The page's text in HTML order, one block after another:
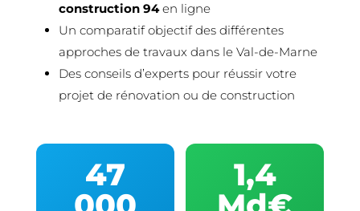
construction 94en ligne
Un comparatif objectif des différentes
approches de travaux dans le Val-de-Marne
Des conseils d’experts pour réussir votre
projet de rénovation ou de construction
47
1,4